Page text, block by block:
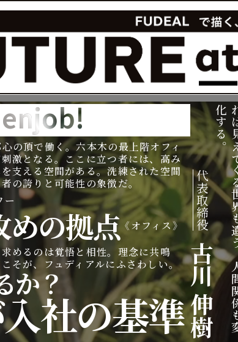
enjob!
の頂で働く。六本木の最上階オフィ
激となる。ここに立つ者には、高み
支える空間がある。洗練された空間
の誇りと可能性の象徴だ。
ー
めの拠点 《オフィス》
めるのは覚悟と相性。理念に共鳴
そが、フュディアルにふさわしい。
か？
社の基準
化
す
る
。
代
表
取
締
役
古
川
伸
樹